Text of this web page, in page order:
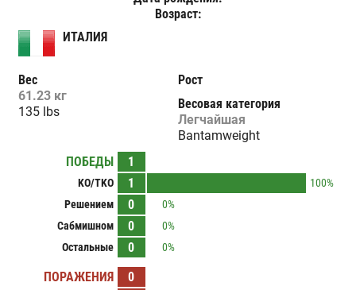
Возраст:
ИТАЛИЯ
Вес
61.23 кг
135 lbs
Рост
Весовая категория
Легчайшая
Bantamweight
ПОБЕДЫ
1
KO/TKO 1
100%
Решением
0
0%
Сабмишном
0
0%
Остальные
0 0%
ПОРАЖЕНИЯ 0